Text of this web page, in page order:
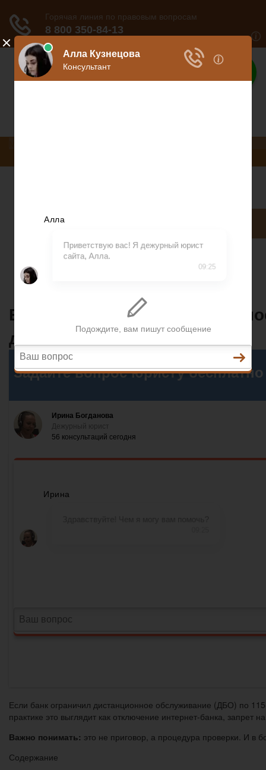
Законы
Разное
Коммерческое право
Консультация юриста
Разное
Банк ограничил
доступ к счету
Если банк ограничил дистанционное обслуживание (ДБО) по
практике это выглядит как отключение интернет-банка, запрет
Важно понимать: это не приговор, а процедура проверки. И в
Содержание